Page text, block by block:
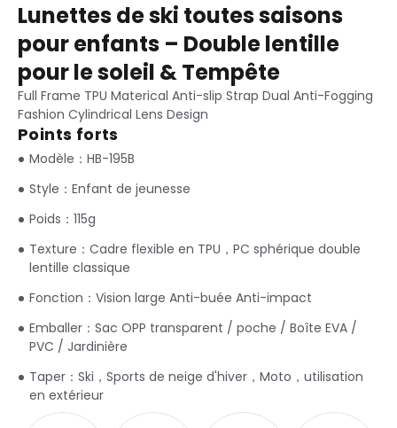
Lunettes de ski toutes saisons
pour enfants – Double lentille
pour le soleil & Tempête
Full Frame TPU Materical Anti-slip Strap Dual Anti-Fogging
Fashion Cylindrical Lens Design
Points forts
Modèle：HB-195B
Style：Enfant de jeunesse
Poids：115g
Texture：Cadre flexible en TPU，PC sphérique double
lentille classique
Fonction：Vision large Anti-buée Anti-impact
Emballer：Sac OPP transparent / poche / Boîte EVA /
PVC / Jardinière
Taper：Ski，Sports de neige d'hiver，Moto，utilisation
en extérieur